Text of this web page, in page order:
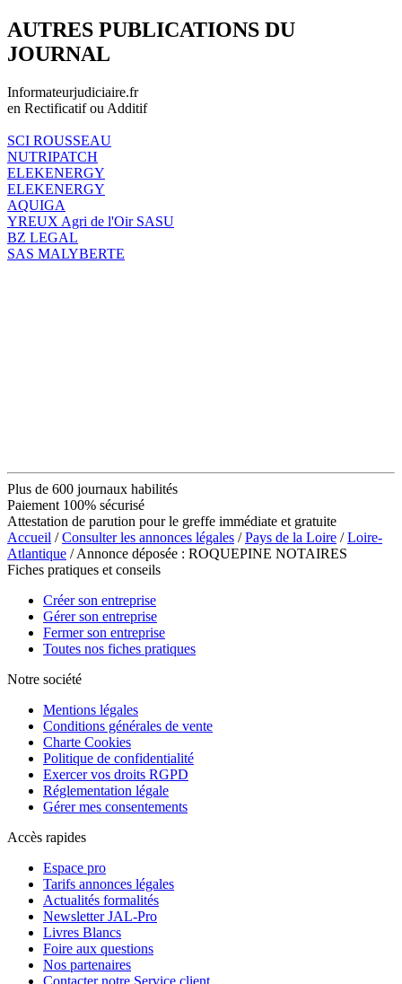
AUTRES PUBLICATIONS DU
JOURNAL
Informateurjudiciaire.fr
en Rectificatif ou Additif
SCI ROUSSEAU
NUTRIPATCH
ELEKENERGY
ELEKENERGY
AQUIGA
YREUX Agri de l'Oir SASU
BZ LEGAL
SAS MALYBERTE
Plus de 600 journaux habilités
Paiement 100% sécurisé
Attestation de parution pour le greffe immédiate et gratuite
Accueil /Consulter les annonces légales /Pays de la Loire /Loire-
Atlantique / Annonce déposée : ROQUEPINE NOTAIRES
Fiches pratiques et conseils
Créer son entreprise
Gérer son entreprise
Fermer son entreprise
Toutes nos fiches pratiques
Notre société
Mentions légales
Conditions générales de vente
Charte Cookies
Politique de confidentialité
Exercer vos droits RGPD
Réglementation légale
Gérer mes consentements
Accès rapides
Espace pro
Tarifs annonces légales
Actualités formalités
Newsletter JAL-Pro
Livres Blancs
Foire aux questions
Nos partenaires
Contacter notre Service client